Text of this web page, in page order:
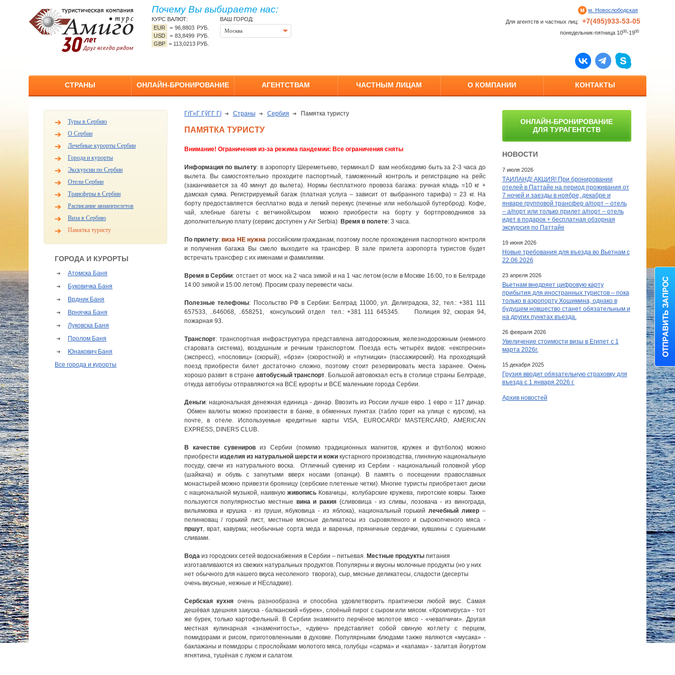
Почему Вы выбираете нас:
КУРС ВАЛЮТ:
EUR
=96,8803 РУБ.
USD
=83,8499 РУБ.
GBP = 113,0213 РУБ.
ВАШ ГОРОД:
Москва
м. Новослободская
Для агентств и частных лиц:
+7(495)933-53-05
понедельник-пятница 1000-1900
СТРАНЫ ОНЛАЙН-БРОНИРОВАНИЕ АГЕНТСТВАМ ЧАСТНЫМ ЛИЦАМ О КОМПАНИИ КОНТАКТЫ
Туры в Сербию
О Сербии
Лечебные курорты Сербии
Города и курорты
Экскурсии по Сербии
Отели Сербии
Трансферы в Сербии
Расписание авиаперелетов
Виза в Сербию
Памятка туристу
ГОРОДА И КУРОРТЫ
Атомска Баня
Буковичка Баня
Врдник Баня
Врнячка Баня
Луковска Баня
Пролом Баня
Юнакович Баня
Все города и курорты
ГѓГ«Г ГўГ­Г Гї Страны Сербия Памятка туристу
ПАМЯТКА ТУРИСТУ
Внимание! Ограничения из-за режима пандемии: Все ограничения сняты
Информация по вылету: в аэропорту Шереметьево, терминал D вам необходимо быть за 2-3 часа до
вылета. Вы самостоятельно проходите паспортный, таможенный контроль и регистрацию на рейс
(заканчивается за 40 минут до вылета). Нормы бесплатного провоза багажа: ручная кладь =10 кг +
дамская сумка. Регистрируемый багаж (платная услуга – зависит от выбранного тарифа) = 23 кг. На
борту предоставляется бесплатно вода и легкий перекус (печенье или небольшой бутерброд). Кофе,
чай, хлебные багеты с ветчиной/сыром можно приобрести на борту у бортпроводников за
дополнительную плату (сервис доступен у Air Serbia) Время в полете: 3 часа.
По прилету:виза НЕ нужна российским гражданам, поэтому после прохождения паспортного контроля
и получения багажа Вы смело выходите на трансфер. В зале прилета аэропорта туристов будет
встречать трансфер с их именами и фамилиями.
Время в Сербии: отстает от моск. на 2 часа зимой и на 1 час летом(если в Москве 16:00, то в Белграде
14:00 зимой и 15:00 летом). Просим сразу перевести часы.
Полезные телефоны: Посольство РФ в Сербии: Белград 11000, ул. Делиградска, 32, тел.: +381 111
657533, ..646068, ..658251, консульский отдел тел.: +381 111 645345. Полиция 92, скорая 94,
пожарная 93.
Транспорт: транспортная инфраструктура представлена автодорожным, железнодорожным (немного
старовата система), воздушным и речным транспортом. Поезда есть четырёх видов: «експресни»
(экспресс), «пословиц» (скорый), «брзи» (скоростной) и «путницки» (пассажирский). На проходящий
поезд приобрести билет достаточно сложно, поэтому стоит резервировать места заранее. Очень
хорошо развит в стране автобусный транспорт. Большой автовокзал есть в столице страны Белграде,
откуда автобусы отправляются на ВСЕ курорты и ВСЕ маленькие города Сербии.
Деньги: национальная денежная единица - динар. Ввозить из России лучше евро. 1 евро = 117 динар.
Обмен валюты можно произвести в банке, в обменных пунктах (табло горит на улице с курсом), на
почте, в отеле. Используемые кредитные карты VISA, EUROCARD/ MASTERCARD, AMERICAN
EXPRESS, DINERS CLUB.
В качестве сувенировиз Сербии (помимо традиционных магнитов, кружек и футболок) можно
приобрести изделия из натуральной шерсти и кожикустарного производства, глиняную национальную
посуду, свечи из натурального воска. Отличный сувенир из Сербии - национальный головной убор
(шайкача) и обувь с загнутыми вверх носами (опанци). В память о посещении православных
монастырей можно привезти брояницу (сербские плетеные четки). Многие туристы приобретают диски
с национальной музыкой, наивнуюживопись Ковачицы, колубарские кружева, пиротские ковры. Также
пользуются популярностью местные вина и ракия (сливовица - из сливы, лозовача - из винограда,
вильямовка и крушка - из груши, ябуковица - из яблока), национальный горькийлечебный ликер –
пелинковац / горький лист, местные мясные деликатесы из сыровяленого и сырокопченого мяса -
пршут, врат, кавурма; необычные сорта меда и варенья, пряничные сердечки, кувшины с сушеными
сливами.
Водаиз городских сетей водоснабжения в Сербии – питьевая. Местные продуктыпитания
изготавливаются из свежих натуральных продуктов. Популярны и вкусны молочные продукты (но у них
нет обычного для нашего вкуса несоленого творога), сыр, мясные деликатесы, сладости (десерты
очень вкусные, нежные и НЕсладкие).
Сербская кухня очень разнообразна и способна удовлетворить практически любой вкус. Самая
дешёвая здешняя закуска - балканский «бурек», слоёный пирог с сыром или мясом. «Кромпируса» - тот
же бурек, только картофельный. В Сербии знаменито перчёное молотое мясо - «чевапчичи». Другая
местная кулинарная «знаменитость», «дувеч» представляет собой свиную котлету с перцем,
помидорами и рисом, приготовленными в духовке. Популярными блюдами также являются «мусака» -
баклажаны и помидоры с прослойками молотого мяса, голубцы «сарма» и «капама» - залитая йогуртом
ягнятина, тушёная с луком и салатом.
ОНЛАЙН-БРОНИРОВАНИЕ
ДЛЯ ТУРАГЕНТСТВ
НОВОСТИ
7 июля 2026
ТАИЛАНД! АКЦИЯ! При бронировании
отелей в Паттайе на период проживания от
7 ночей и заезды в ноябре, декабре и
январе групповой трансфер а/порт – отель
– а/порт или только прилет а/порт – отель
идет в подарок + бесплатная обзорная
экскурсия по Паттайе
19 июня 2026
Новые требования для въезда во Вьетнам с
22.06.2026
23 апреля 2026
Вьетнам внедряет цифровую карту
прибытия для иностранных туристов – пока
только в аэропорту Хошимина, однако в
будущем новшество станет обязательным и
на других пунктах въезда.
26 февраля 2026
Увеличение стоимости визы в Египет c 1
марта 2026г.
15 декабря 2025
Грузия вводит обязательную страховку для
въезда с 1 января 2026 г.
Архив новостей